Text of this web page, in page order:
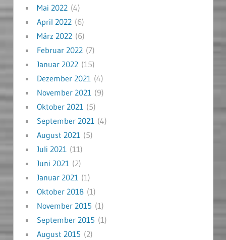
Mai 2022(4)
April 2022(6)
März 2022(6)
Februar 2022(7)
Januar 2022(15)
Dezember 2021(4)
November 2021(9)
Oktober 2021(5)
September 2021(4)
August 2021(5)
Juli 2021(11)
Juni 2021(2)
Januar 2021(1)
Oktober 2018(1)
November 2015 (1)
September 2015 (1)
August 2015 (2)